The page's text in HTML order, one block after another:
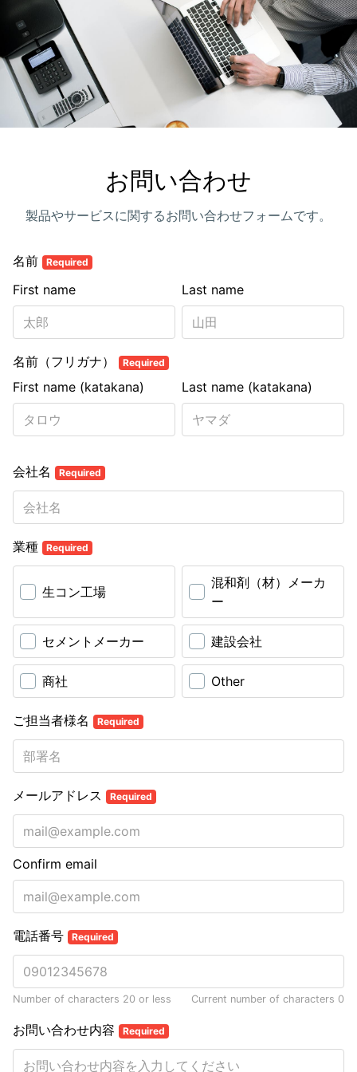
お問い合わせ
製品やサービスに関するお問い合わせフォームです。
名前 Required
Last name
First name
名前（フリガナ） Required
Last name (katakana)
First name (katakana)
会社名 Required
業種 Required
生コン工場
混和剤（材）メーカ
ー
セメントメーカー 建設会社
商社 Other
ご担当者様名 Required
メールアドレス Required
Confirm email
電話番号 Required
Number of characters 20 or less Current number of characters 0
お問い合わせ内容 Required